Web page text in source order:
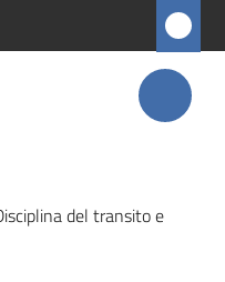
del transito e